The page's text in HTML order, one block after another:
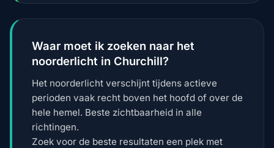
Waar moet ik zoeken naar het
noorderlicht in Churchill?
Het noorderlicht verschijnt tijdens actieve
perioden vaak recht boven het hoofd of over de
hele hemel. Beste zichtbaarheid in alle
richtingen.
Zoek voor de beste resultaten een plek met